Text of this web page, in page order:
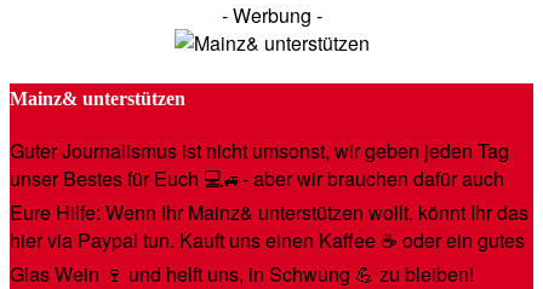
- Werbung -
Mainz& unterstützen
Guter Journalismus ist nicht umsonst, wir geben jeden Tag
unser Bestes für Euch 💻🚙- aber wir brauchen dafür auch
Eure Hilfe: Wenn Ihr Mainz& unterstützen wollt, könnt Ihr das
hier via Paypal tun. Kauft uns einen Kaffee ☕️ oder ein gutes
Glas Wein 🍷 und helft uns, in Schwung 💪 zu bleiben!